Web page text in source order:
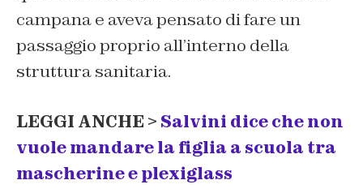
campana e aveva pensato di fare un
passaggio proprio all’interno della
struttura sanitaria.
LEGGI ANCHE > Salvini dice che non
vuole mandare la figlia a scuola tra
mascherine e plexiglass